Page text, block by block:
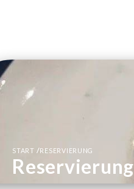
START /RESERVIERUNG
Reservierung